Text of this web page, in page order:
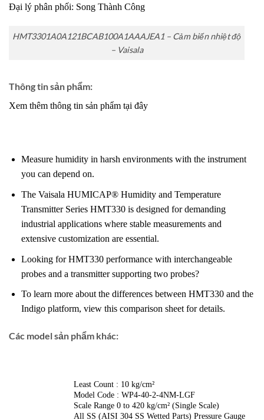
Đại lý phân phối: Song Thành Công
HMT3301A0A121BCAB100A1AAAJEA1 – Cảm biến nhiệt độ
– Vaisala
Thông tin sản phẩm:
Xem thêm thông tin sản phẩm tại đây
Measure humidity in harsh environments with the instrument
you can depend on.
The Vaisala HUMICAP® Humidity and Temperature
Transmitter Series HMT330 is designed for demanding
industrial applications where stable measurements and
extensive customization are essential.
Looking for HMT330 performance with interchangeable
probes and a transmitter supporting two probes?
To learn more about the differences between HMT330 and the
Indigo platform, view this comparison sheet for details.
Các model sản phẩm khác:
Least Count : 10 kg/cm²
Model Code : WP4-40-2-4NM-LGF
Scale Range 0 to 420 kg/cm² (Single Scale)
All SS (AISI 304 SS Wetted Parts) Pressure Gauge